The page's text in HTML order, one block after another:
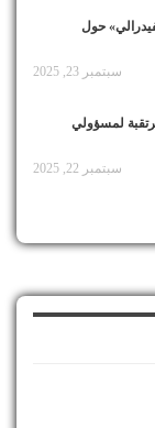
حول
سبتمبر 23, 2025
لمسؤولي
سبتمبر 22, 2025